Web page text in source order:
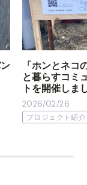
「ホンとネコ
と暮らすコミ
トを開催しま
2026/02/26
プロジェクト紹介